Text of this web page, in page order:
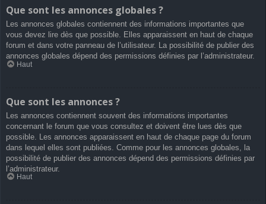
Que sont les annonces globales ?
Les annonces globales contiennent des informations importantes que
vous devez lire dès que possible. Elles apparaissent en haut de chaque
forum et dans votre panneau de l’utilisateur. La possibilité de publier des
annonces globales dépend des permissions définies par l’administrateur.
Haut
Que sont les annonces ?
Les annonces contiennent souvent des informations importantes
concernant le forum que vous consultez et doivent être lues dès que
possible. Les annonces apparaissent en haut de chaque page du forum
dans lequel elles sont publiées. Comme pour les annonces globales, la
possibilité de publier des annonces dépend des permissions définies par
l’administrateur.
Haut